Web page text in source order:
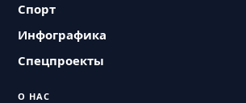
Спорт
Инфографика
Спецпроекты
О НАС